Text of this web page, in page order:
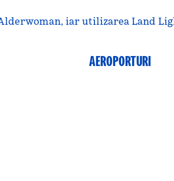
iar utilizarea Land
AEROPORTURI